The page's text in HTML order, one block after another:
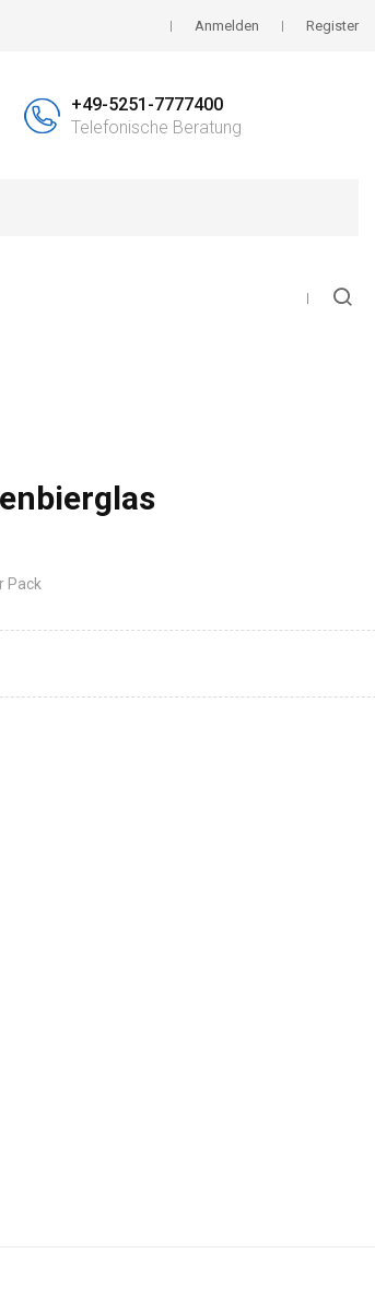
Anmelden Register
+49-5251-7777400
Telefonische Beratung
Pack